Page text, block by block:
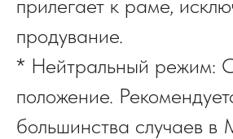
продувание.
* Нейтральный режим:
положение.
большинства случаев в